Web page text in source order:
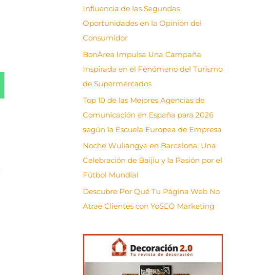
a
r
Influencia de las Segundas
Oportunidades en la Opinión del
Consumidor
BonÀrea Impulsa Una Campaña
Inspirada en el Fenómeno del Turismo
de Supermercados
Top 10 de las Mejores Agencias de
Comunicación en España para 2026
según la Escuela Europea de Empresa
Noche Wuliangye en Barcelona: Una
Celebración de Baijiu y la Pasión por el
Fútbol Mundial
Descubre Por Qué Tu Página Web No
Atrae Clientes con YoSEO Marketing